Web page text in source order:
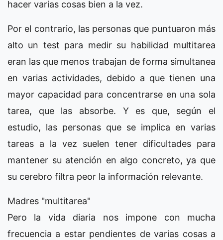
hacer varias cosas bien a la vez.
Por el contrario, las personas que puntuaron más
alto un test para medir su habilidad multitarea
eran las que menos trabajan de forma simultanea
en varias actividades, debido a que tienen una
mayor capacidad para concentrarse en una sola
tarea, que las absorbe. Y es que, según el
estudio, las personas que se implica en varias
tareas a la vez suelen tener dificultades para
mantener su atención en algo concreto, ya que
su cerebro filtra peor la información relevante.
Madres "multitarea"
Pero la vida diaria nos impone con mucha
frecuencia a estar pendientes de varias cosas a